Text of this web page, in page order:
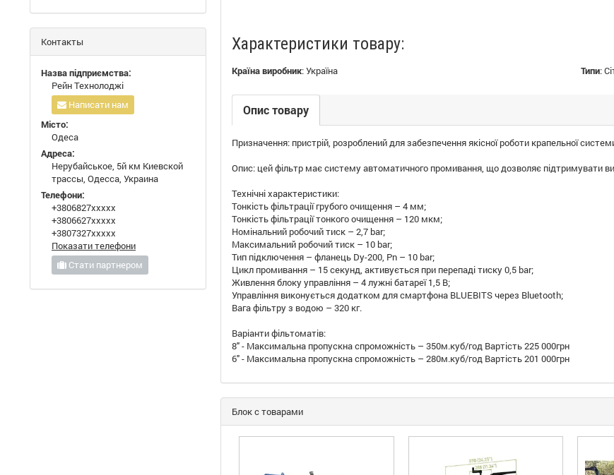
Характеристики товару:
Країна виробник:Україна Типи:
Опис товару
Призначення: пристрій, розроблений для забезпечення якісної роботи крапельної
Опис: цей фільтр має систему автоматичного промивання, що дозволяє підтримувати
Технічні характеристики:
Тонкість фільтрації грубого очищення – 4 мм;
Тонкість фільтрації тонкого очищення – 120 мкм;
Номінальний робочий тиск – 2,7 bar;
Максимальний робочий тиск – 10 bar;
Тип підключення – фланець Dy-200, Pn – 10 bar;
Цикл промивання – 15 секунд, активується при перепаді тиску 0,5 bar;
Живлення блоку управління – 4 лужні батареї 1,5 В;
Управління виконується додатком для смартфона BLUEBITS через Bluetooth;
Вага фільтру з водою – 320 кг.
Варіанти фільтоматів:
8" - Максимальна пропускна спроможність – 350м.куб/год Вартість 225 000грн
6" - Максимальна пропускна спроможність – 280м.куб/год Вартість 201 000грн
Блок с товарами
Контакты
Назва підприємства:
Рейн Технолоджі
Написати нам
Місто:
Одеса
Адреса:
Нерубайськое, 5й км Киевской
трассы, Одесса, Украина
Телефони:
+3806827xxxxx
+3806627xxxxx
+3807327xxxxx
Показати телефони
Стати партнером